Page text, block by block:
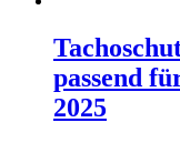
passend
2025